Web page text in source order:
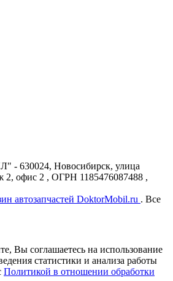
Новосибирск, улица
2, офис 2 , ОГРН 1185476087488 ,
автозапчастей DoktorMobil.ru . Все
Вы соглашаетесь на использование
статистики и анализа работы
Политикой в отношении обработки